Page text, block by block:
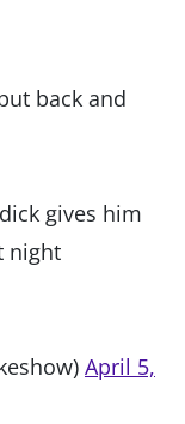
back and
gives him
night
April 5,